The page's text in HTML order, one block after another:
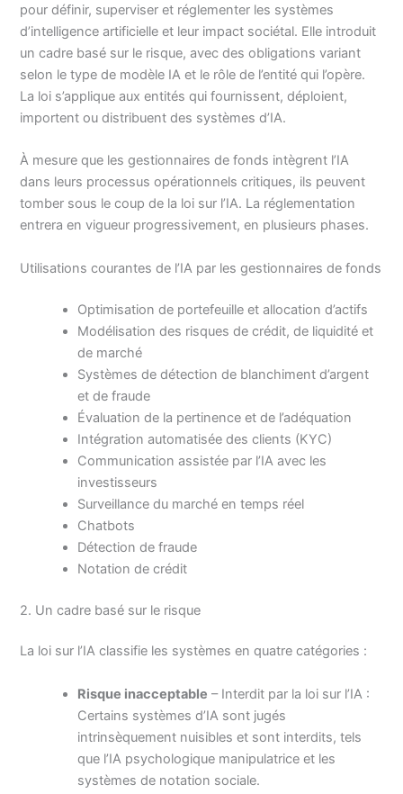
pour définir, superviser et réglementer les systèmes
d’intelligence artificielle et leur impact sociétal. Elle introduit
un cadre basé sur le risque, avec des obligations variant
selon le type de modèle IA et le rôle de l’entité qui l’opère.
La loi s’applique aux entités qui fournissent, déploient,
importent ou distribuent des systèmes d’IA.
À mesure que les gestionnaires de fonds intègrent l’IA
dans leurs processus opérationnels critiques, ils peuvent
tomber sous le coup de la loi sur l’IA. La réglementation
entrera en vigueur progressivement, en plusieurs phases.
Utilisations courantes de l’IA par les gestionnaires de fonds
Optimisation de portefeuille et allocation d’actifs
Modélisation des risques de crédit, de liquidité et
de marché
Systèmes de détection de blanchiment d’argent
et de fraude
Évaluation de la pertinence et de l’adéquation
Intégration automatisée des clients (KYC)
Communication assistée par l’IA avec les
investisseurs
Surveillance du marché en temps réel
Chatbots
Détection de fraude
Notation de crédit
2. Un cadre basé sur le risque
La loi sur l’IA classifie les systèmes en quatre catégories :
Risque inacceptable – Interdit par la loi sur l’IA :
Certains systèmes d’IA sont jugés
intrinsèquement nuisibles et sont interdits, tels
que l’IA psychologique manipulatrice et les
systèmes de notation sociale.